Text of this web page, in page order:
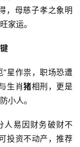
，母慈子孝之象明
家运。
星作祟，职场恐遭
生肖猪相刑，更是
小人。
人易因财务破财不
投资不动产，推荐